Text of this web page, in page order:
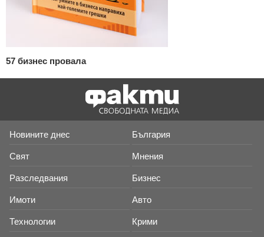
57 бизнес провала
Новините днес България
Свят Мнения
Разследвания Бизнес
Имоти Авто
Технологии Крими